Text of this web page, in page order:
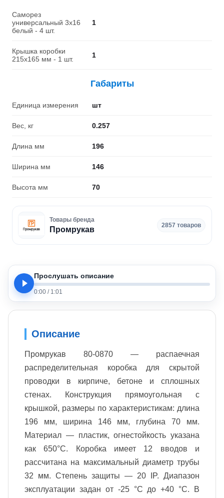
Саморез
универсальный 3х16
белый - 4 шт.
1
Крышка коробки
215х165 мм - 1 шт.
1
Габариты
Единица измерения шт
Вес, кг 0.257
Длина мм 196
Ширина мм 146
Высота мм 70
Товары бренда
Промрукав
2857 товаров
Прослушать описание
0:00 / 1:01
Описание
Промрукав 80-0870 — распаечная
распределительная коробка для скрытой
проводки в кирпиче, бетоне и сплошных
стенах. Конструкция прямоугольная с
крышкой, размеры по характеристикам: длина
196 мм, ширина 146 мм, глубина 70 мм.
Материал — пластик, огнестойкость указана
как 650°C. Коробка имеет 12 вводов и
рассчитана на максимальный диаметр трубы
32 мм. Степень защиты — 20 IP. Диапазон
эксплуатации задан от -25 °С до +40 °С. В